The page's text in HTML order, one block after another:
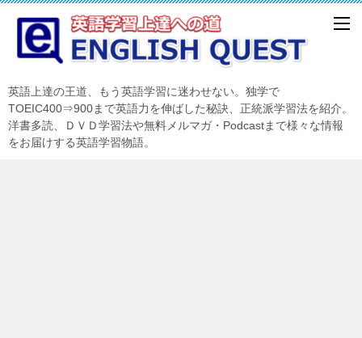
英語上達の王道、もう英語学習に迷わせない。独学で
TOEIC400⇒900まで英語力を伸ばした秘訣、正統派学習法を紹介。
洋書多読、ＤＶＤ学習法や無料メルマガ・Podcastまで様々な情報
をお届けする英語学習物語。